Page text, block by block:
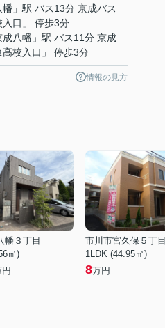
幡 」駅 バス13分 京成バス
入口」 停歩3分
成八幡 」駅 バス11分 京成
校入口」 停歩3分
情報の見方
幡３丁目
㎡)
市川市宮久保５丁目
1LDK (44.95㎡)
8万円